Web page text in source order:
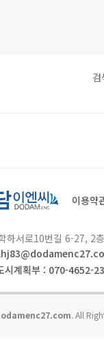
이용약
하서로10번길 6-27, 2
시계획부 : 070-4652-
. All